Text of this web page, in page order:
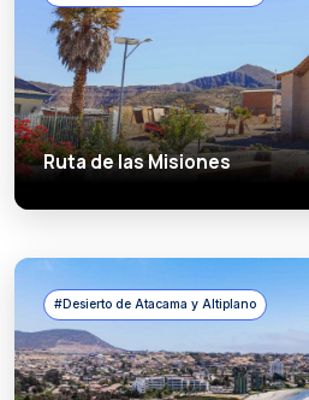
Ruta de las Misiones
#Desierto de Atacama y Altiplano